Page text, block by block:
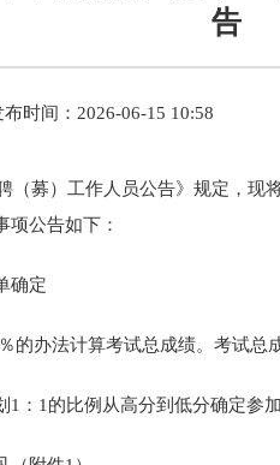
告
布时间：2026-06-15 10:58
（募）工作人员公告》规定，
项公告如下：
确定
的办法计算考试总成绩。考试总
：1的比例从高分到低分确定参加